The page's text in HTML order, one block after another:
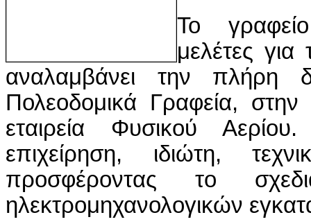
Το γραφείο
μελέτες για
αναλαμβάνει την πλήρη
Πολεοδομικά Γραφεία,
εταιρεία Φυσικού
επιχείρηση, ιδιώτη,
προσφέροντας το
ηλεκτρομηχανολογικών